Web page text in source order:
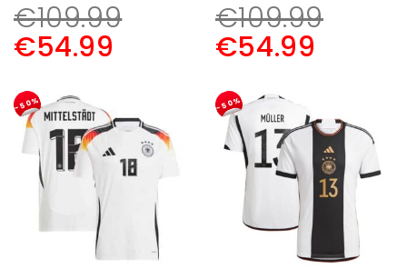
€109.99
€54.99
€109.99
€54.99
-50% -50%